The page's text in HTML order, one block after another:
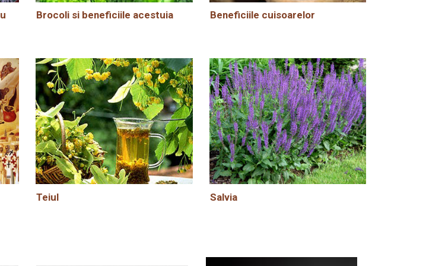
Brocoli si beneficiile acestuia Beneficiile cuisoarelor
Teiul Salvia